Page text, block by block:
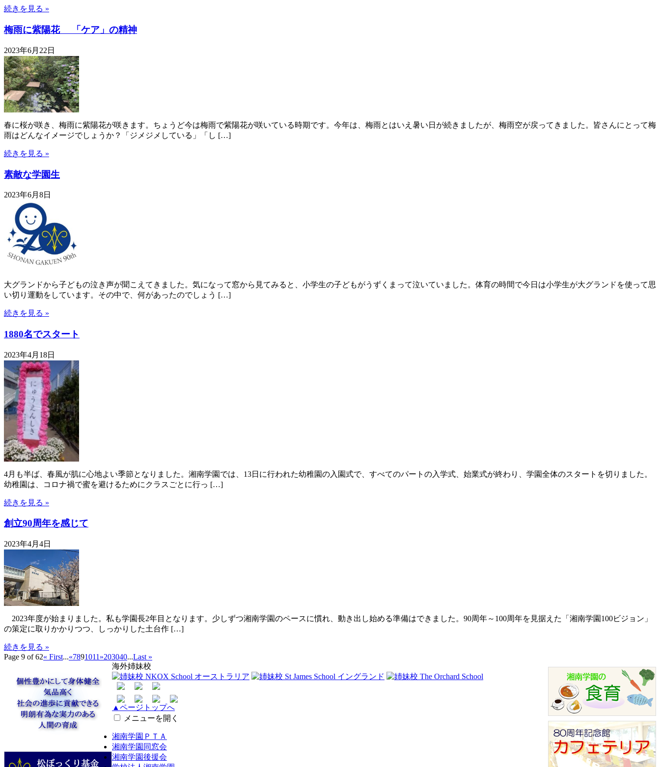
続きを見る »
梅雨に紫陽花 「ケア」の精神
2023年6月22日
春に桜が咲き、梅雨に紫陽花が咲きます。ちょうど今は梅雨で紫陽花が咲いている時期です。今年は、梅雨とはいえ暑い日が続きましたが、梅雨空が戻ってきました。皆さんにとって梅
雨はどんなイメージでしょうか？「ジメジメしている」「し […]
続きを見る »
素敵な学園生
2023年6月8日
大グランドから子どもの泣き声が聞こえてきました。気になって窓から見てみると、小学生の子どもがうずくまって泣いていました。体育の時間で今日は小学生が大グランドを使って思
い切り運動をしています。その中で、何があったのでしょう […]
続きを見る »
1880名でスタート
2023年4月18日
4月も半ば、春風が肌に心地よい季節となりました。湘南学園では、13日に行われた幼稚園の入園式で、すべてのパートの入学式、始業式が終わり、学園全体のスタートを切りました。
幼稚園は、コロナ禍で蜜を避けるためにクラスごとに行っ […]
続きを見る »
創立90周年を感じて
2023年4月4日
2023年度が始まりました。私も学園長2年目となります。少しずつ湘南学園のペースに慣れ、動き出し始める準備はできました。90周年～100周年を見据えた「湘南学園100ビジョン」
の策定に取りかかりつつ、しっかりした土台作 […]
続きを見る »
Page 9 of 62« First...«7891011 »203040...Last »
海外姉妹校
▲ページトップへ
メニューを開く
湘南学園ＰＴＡ
湘南学園同窓会
湘南学園後援会